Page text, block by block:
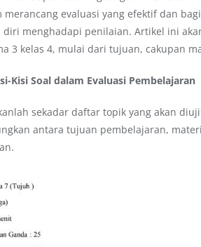
merancang evaluasi yang efektif dan
diri menghadapi penilaian. Artikel ini
3 kelas 4, mulai dari tujuan, cakupan
Kisi Soal dalam Evaluasi Pembelajaran
sekadar daftar topik yang akan
antara tujuan pembelajaran,